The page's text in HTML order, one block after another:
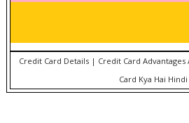
Credit Card Details | Credit Card
Card Kya Hai Hindi